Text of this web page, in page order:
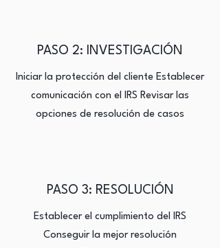
PASO 2: INVESTIGACIÓN
Iniciar la protección del cliente Establecer
comunicación con el IRS Revisar las
opciones de resolución de casos
PASO 3: RESOLUCIÓN
Establecer el cumplimiento del IRS
Conseguir la mejor resolución